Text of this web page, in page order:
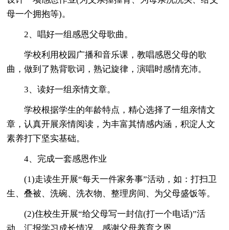
母一个拥抱等)。
2、唱好一组感恩父母歌曲。
学校利用校园广播和音乐课，教唱感恩父母的歌
曲，做到了熟背歌词，熟记旋律，演唱时感情充沛。
3、读好一组亲情文章。
学校根据学生的年龄特点，精心选择了一组亲情文
章，认真开展亲情阅读，为丰富其情感内涵，积淀人文
素养打下坚实基础。
4、完成一套感恩作业
(1)走读生开展“每天一件家务事”活动，如：打扫卫
生、叠被、洗碗、洗衣物、整理房间、为父母盛饭等。
(2)住校生开展“给父母写一封信(打一个电话)”活
动，汇报学习成长情况，感谢父母养育之恩。